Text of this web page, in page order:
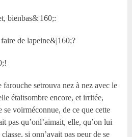
bienbas&|160;:
de lapeine&|160;?
setrouva nez à nez avec le
étaitsombre encore, et irritée,
se voirméconnue, de ce que cette
pas qu’onl’aimait, elle, qu’on lui
si onn’avait pas peur de se